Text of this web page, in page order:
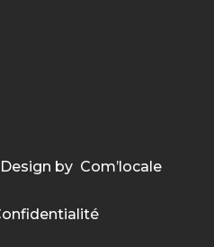
by Com’locale